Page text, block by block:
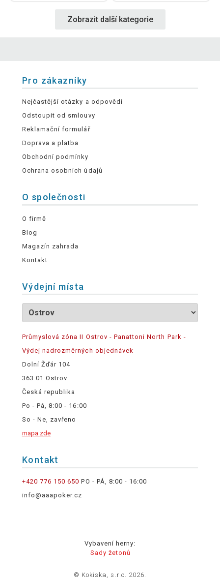
Zobrazit další kategorie
Pro zákazníky
Nejčastější otázky a odpovědi
Odstoupit od smlouvy
Reklamační formulář
Doprava a platba
Obchodní podmínky
Ochrana osobních údajů
O společnosti
O firmě
Blog
Magazín zahrada
Kontakt
Výdejní místa
Průmyslová zóna II Ostrov - Panattoni North Park -
Výdej nadrozměrných objednávek
Dolní Žďár 104
363 01 Ostrov
Česká republika
Po - Pá, 8:00 - 16:00
So - Ne, zavřeno
mapa zde
Kontakt
+420 776 150 650 PO - PÁ, 8:00 - 16:00
info@aaapoker.cz
Vybavení herny:
Sady žetonů
© Kokiska, s.r.o. 2026.